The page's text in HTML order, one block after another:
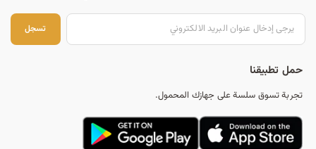
تسجل
حمل تطبيقنا
تجربة تسوق سلسة على جهازك المحمول.